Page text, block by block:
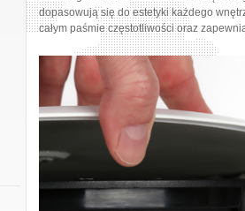
dopasowują się do estetyki każdego
całym paśmie częstotliwości oraz